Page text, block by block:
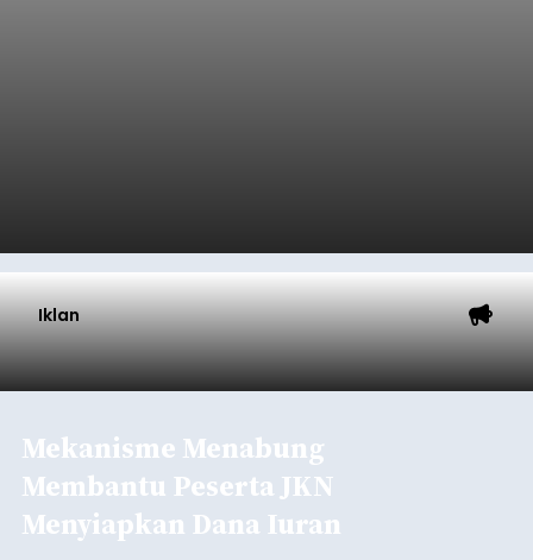
Iklan
Mekanisme Menabung
Membantu Peserta JKN
Menyiapkan Dana Iuran